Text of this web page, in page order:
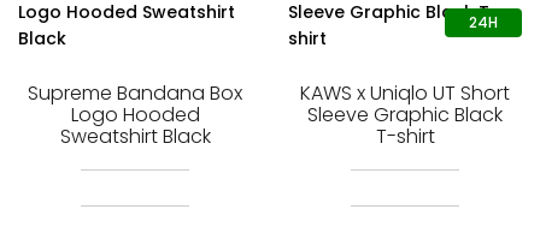
Supreme Bandana Box
Logo Hooded
Sweatshirt Black
KAWS x Uniqlo UT Short
Sleeve Graphic Black
T-shirt